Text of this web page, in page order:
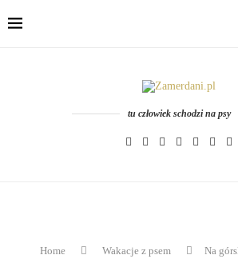
tu człowiek schodzi na psy
Home Wakacje z psem
Na